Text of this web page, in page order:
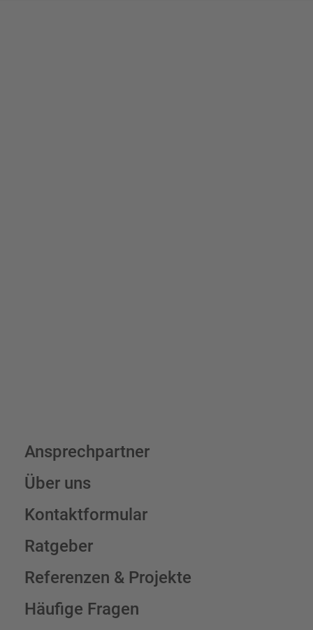
Ansprechpartner
Über uns
Kontaktformular
Ratgeber
Referenzen & Projekte
Häufige Fragen